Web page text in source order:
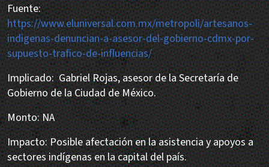
Fuente:
https://www.eluniversal.com.mx/metropoli/artesanos-
indigenas-denuncian-a-asesor-del-gobierno-cdmx-por-
supuesto-trafico-de-influencias/
Implicado: Gabriel Rojas, asesor de la Secretaría de
Gobierno de la Ciudad de México.
Monto: NA
Impacto: Posible afectación en la asistencia y apoyos a
sectores indígenas en la capital del país.